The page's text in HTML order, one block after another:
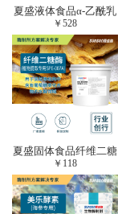
夏盛液体食品α-乙酰乳
酸脱羧酶(酱油醋生产
专用)FDY-3206
￥528
夏盛固体食品纤维二糖
酶(植物提取专用酶/用
于虎杖白藜芦醇提
取)FFG-0656
￥ 118